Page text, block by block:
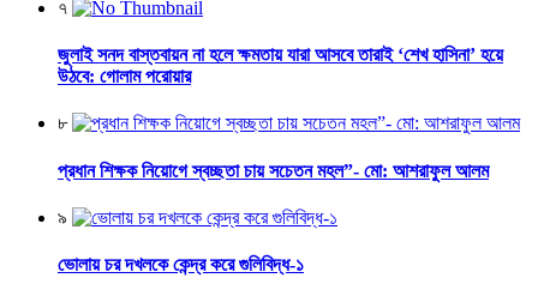
৭
জুলাই সনদ বাস্তবায়ন না হলে ক্ষমতায় যারা আসবে তারাই ‘শেখ হাসিনা’ হয়ে
উঠবে: গোলাম পরোয়ার
৮
প্রধান শিক্ষক নিয়োগে স্বচ্ছতা চায় সচেতন মহল”- মো: আশরাফুল আলম
৯
ভোলায় চর দখলকে কেন্দ্র করে গুলিবিদ্ধ-১